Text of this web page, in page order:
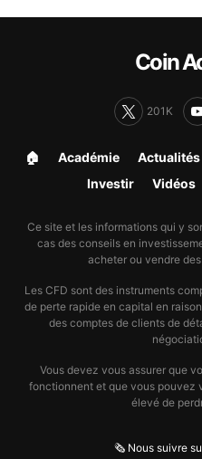
Coin
201K
🏠︎ Académie Actualités
Investir Vidéos
Ce site et les informations qui y
cas des conseils en
acheter ou vendre
Les CFD sont des instruments
de perte rapide en capital en
des comptes de clients de
Vous devez vous assurer que
fonctionnent et que vous pouvez
élevé de
🗞️ Nous suivre